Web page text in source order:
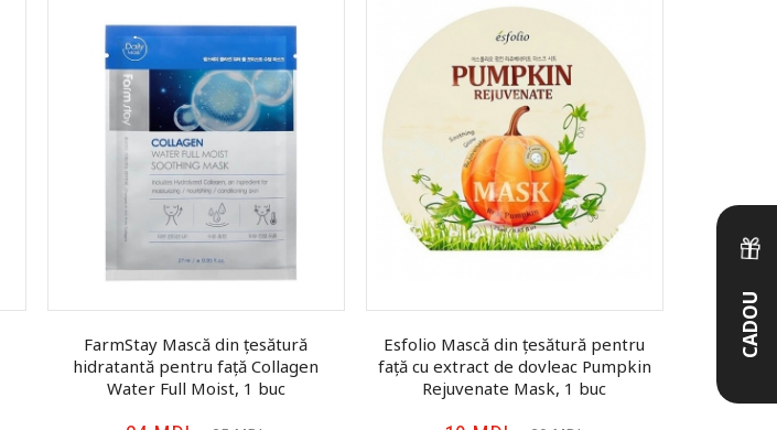
FarmStay Mască din țesătură
hidratantă pentru față Collagen
Water Full Moist, 1 buc
Esfolio Mască din țesătură pentru
față cu extract de dovleac Pumpkin
Rejuvenate Mask, 1 buc
CADOU